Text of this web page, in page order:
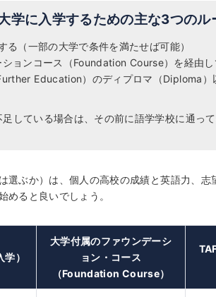
学に入学するための主な3つのル
（一部の大学で条件を満たせば可能）
ョンコース（Foundation Course）を経由し
Education）のディプロマ（Diploma）
ている場合は、その前に語学学校に通っ
選ぶか）は、個人の高校の成績と英語力、
めると良いでしょう。
）
大学付属のファウンデーシ
ョン・コース
（Foundation Course）